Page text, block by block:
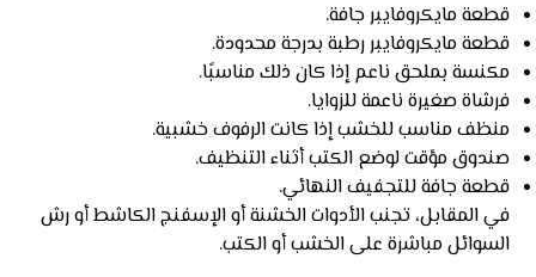
قطعة مايكروفايبر جافة.
قطعة مايكروفايبر رطبة بدرجة محدودة.
مكنسة بملحق ناعم إذا كان ذلك مناسبًا.
فرشاة صغيرة ناعمة للزوايا.
منظف مناسب للخشب إذا كانت الرفوف خشبية.
صندوق مؤقت لوضع الكتب أثناء التنظيف.
قطعة جافة للتجفيف النهائي.
في المقابل، تجنب الأدوات الخشنة أو الإسفنج الكاشط أو رش
السوائل مباشرة على الخشب أو الكتب.